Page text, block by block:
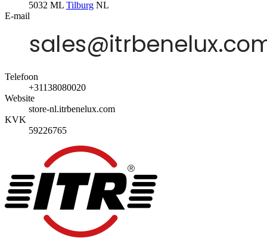
5032 ML Tilburg NL
E-mail
Telefoon
+31138080020
Website
store-nl.itrbenelux.com
KVK
59226765